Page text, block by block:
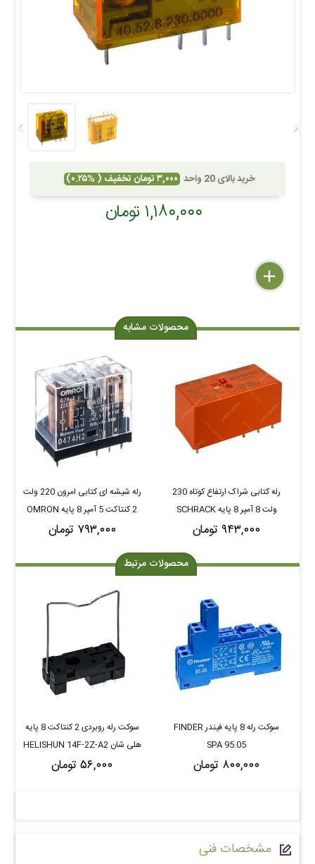
خرید بالای 20 واحد ۳,۰۰۰ تومان تخفیف ( %۰.۲۵)
۱,۱۸۰,۰۰۰ تومان
delete
remove
add
محصولات مشابه
رله کتابی شراک ارتفاع کوتاه 230
ولت 8 آمپر 8 پایه SCHRACK
RTE24730
۹۴۳,۰۰۰ تومان
رله شیشه ای کتابی امرون 220 ولت
2 کنتاکت 5 آمپر 8 پایه OMRON
G2R-2
۷۹۳,۰۰۰ تومان
محصولات مرتبط
سوکت رله 8 پایه فیندر FINDER
SPA 95.05
۸۰۰,۰۰۰ تومان
سوکت رله روبردی 2 کنتاکت 8 پایه
هلی شان HELISHUN 14F-2Z-A2
۵۶,۰۰۰ تومان
مشخصات فنی